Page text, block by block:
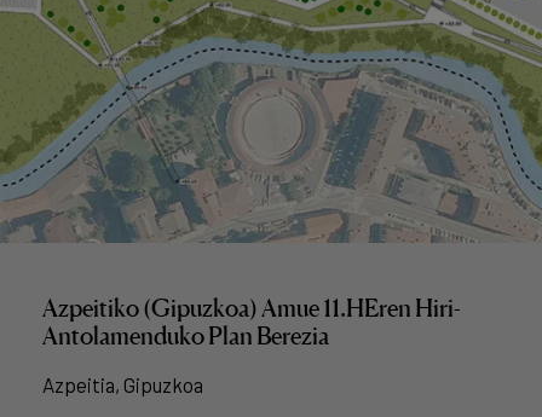
Azpeitiko (Gipuzkoa) Amue 11.HEren Hiri-
Antolamenduko Plan Berezia
Azpeitia, Gipuzkoa